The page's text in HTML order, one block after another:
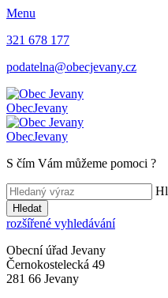
Menu
321 678 177
podatelna@obecjevany.cz
ObecJevany
ObecJevany
S čím Vám můžeme pomoci ?
Hledat
rozšířené vyhledávání
Obecní úřad Jevany
Černokostelecká 49
281 66 Jevany